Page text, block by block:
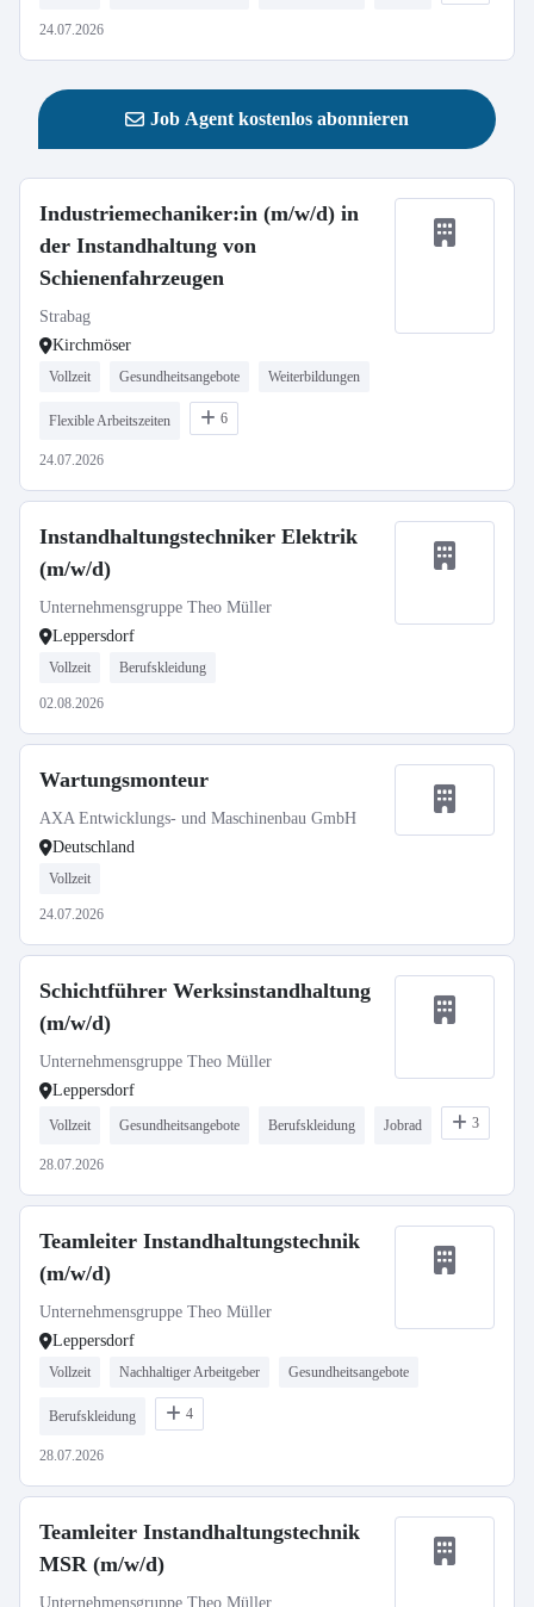
24.07.2026
Job Agent kostenlos abonnieren
Industriemechaniker:in (m/w/d) in
der Instandhaltung von
Schienenfahrzeugen
Strabag
Kirchmöser
Vollzeit Gesundheitsangebote Weiterbildungen
Flexible Arbeitszeiten 6
24.07.2026
Instandhaltungstechniker Elektrik
(m/w/d)
Unternehmensgruppe Theo Müller
Leppersdorf
Vollzeit Berufskleidung
02.08.2026
Wartungsmonteur
AXA Entwicklungs- und Maschinenbau GmbH
Deutschland
Vollzeit
24.07.2026
Schichtführer Werksinstandhaltung
(m/w/d)
Unternehmensgruppe Theo Müller
Leppersdorf
Vollzeit Gesundheitsangebote Berufskleidung Jobrad 3
28.07.2026
Teamleiter Instandhaltungstechnik
(m/w/d)
Unternehmensgruppe Theo Müller
Leppersdorf
Vollzeit Nachhaltiger Arbeitgeber Gesundheitsangebote
Berufskleidung 4
28.07.2026
Teamleiter Instandhaltungstechnik
MSR (m/w/d)
Unternehmensgruppe Theo Müller